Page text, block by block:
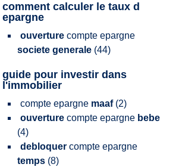
comment calculer le taux d
epargne
ouverture compte epargne
societe generale (44)
guide pour investir dans
l'immobilier
compte epargne maaf (2)
ouverture compte epargne bebe
(4)
debloquer compte epargne
temps (8)